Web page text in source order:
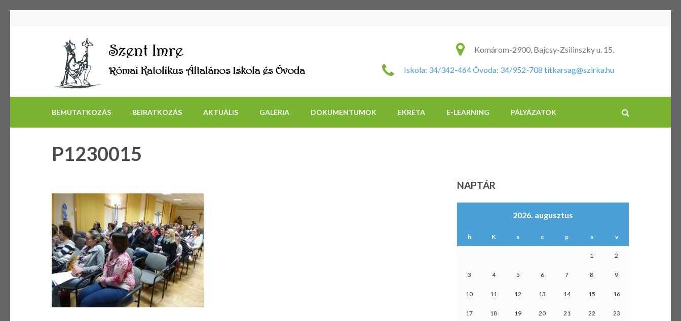
Szent Imre Római Katolikus Általános Iskola és Óvoda
Komárom-2900, Bajcsy-Zsilinszky u. 15.
Iskola: 34/342-464 Óvoda: 34/952-708 titkarsag@szirka.hu
BEMUTATKOZÁS BEIRATKOZÁS AKTUÁLIS GALÉRIA DOKUMENTUMOK EKRÉTA E-LEARNING PÁLYÁZATOK
P1230015
NAPTÁR
2026. augusztus
h K s c p s v
1 2
3 4 5 6 7 8 9
10 11 12 13 14 15 16
17 18 19 20 21 22 23